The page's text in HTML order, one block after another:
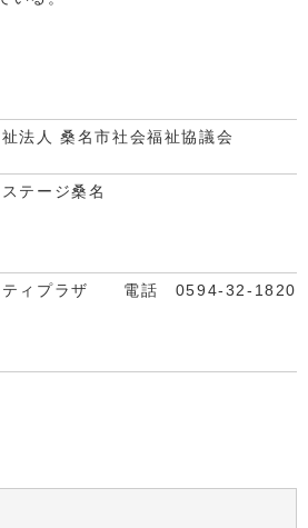
法人 桑名市社会福祉協議会
テージ桑名
ティプラザ 電話 0594-32-1820